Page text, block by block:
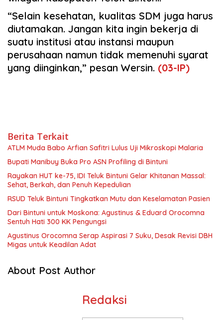
“Selain kesehatan, kualitas SDM juga harus
diutamakan. Jangan kita ingin bekerja di
suatu institusi atau instansi maupun
perusahaan namun tidak memenuhi syarat
yang diinginkan,” pesan Wersin. (03-IP)
Berita Terkait
ATLM Muda Babo Arfian Safitri Lulus Uji Mikroskopi Malaria
Bupati Manibuy Buka Pro ASN Profiling di Bintuni
Rayakan HUT ke-75, IDI Teluk Bintuni Gelar Khitanan Massal:
Sehat, Berkah, dan Penuh Kepedulian
RSUD Teluk Bintuni Tingkatkan Mutu dan Keselamatan Pasien
Dari Bintuni untuk Moskona: Agustinus & Eduard Orocomna
Sentuh Hati 300 KK Pengungsi
Agustinus Orocomna Serap Aspirasi 7 Suku, Desak Revisi DBH
Migas untuk Keadilan Adat
About Post Author
Redaksi